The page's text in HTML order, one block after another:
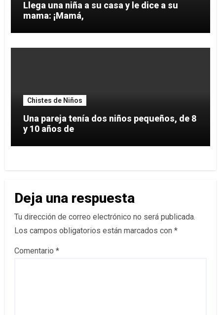
Llega una niña a su casa y le dice a su
mama: ¡Mamá,
Chistes de Niños
Una pareja tenía dos niños pequeños, de 8
y 10 años de
Deja una respuesta
Tu dirección de correo electrónico no será publicada.
Los campos obligatorios están marcados con *
Comentario *